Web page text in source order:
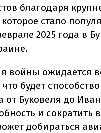
благодаря
стало
2025 года в
войны ожидается
будет
от Буковеля до
и
добираться